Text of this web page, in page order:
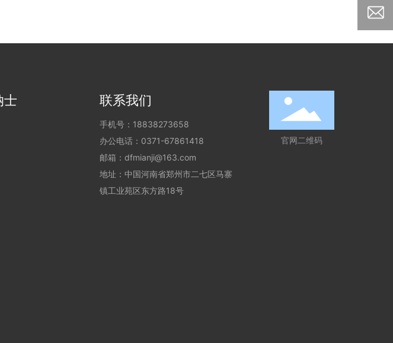
士 联系我们
手机号： 18838273658
办公电话： 0371-67861418
邮箱： dfmianji@163.com
地址：中国河南省郑州市二七区马寨
镇工业苑区东方路18号
官网二维码